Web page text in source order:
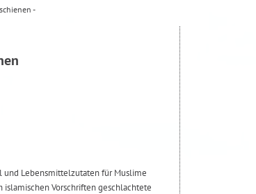
-
und Lebensmittelzutaten für Muslime
Vorschriften geschlachtete